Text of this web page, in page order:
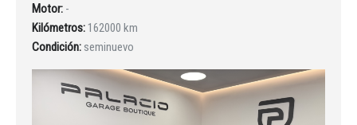
Motor: -
Kilómetros: 162000 km
Condición: seminuevo